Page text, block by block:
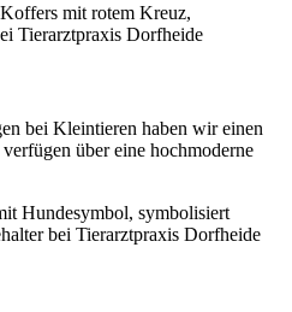
bei Kleintieren haben wir einen
über eine hochmoderne